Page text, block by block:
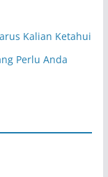
Kalian Ketahui
Perlu Anda